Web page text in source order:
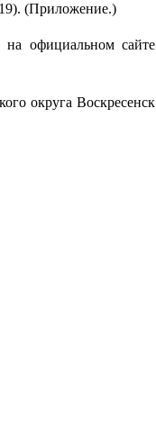
(Приложение.)
на официальном сайте
округа Воскресенск